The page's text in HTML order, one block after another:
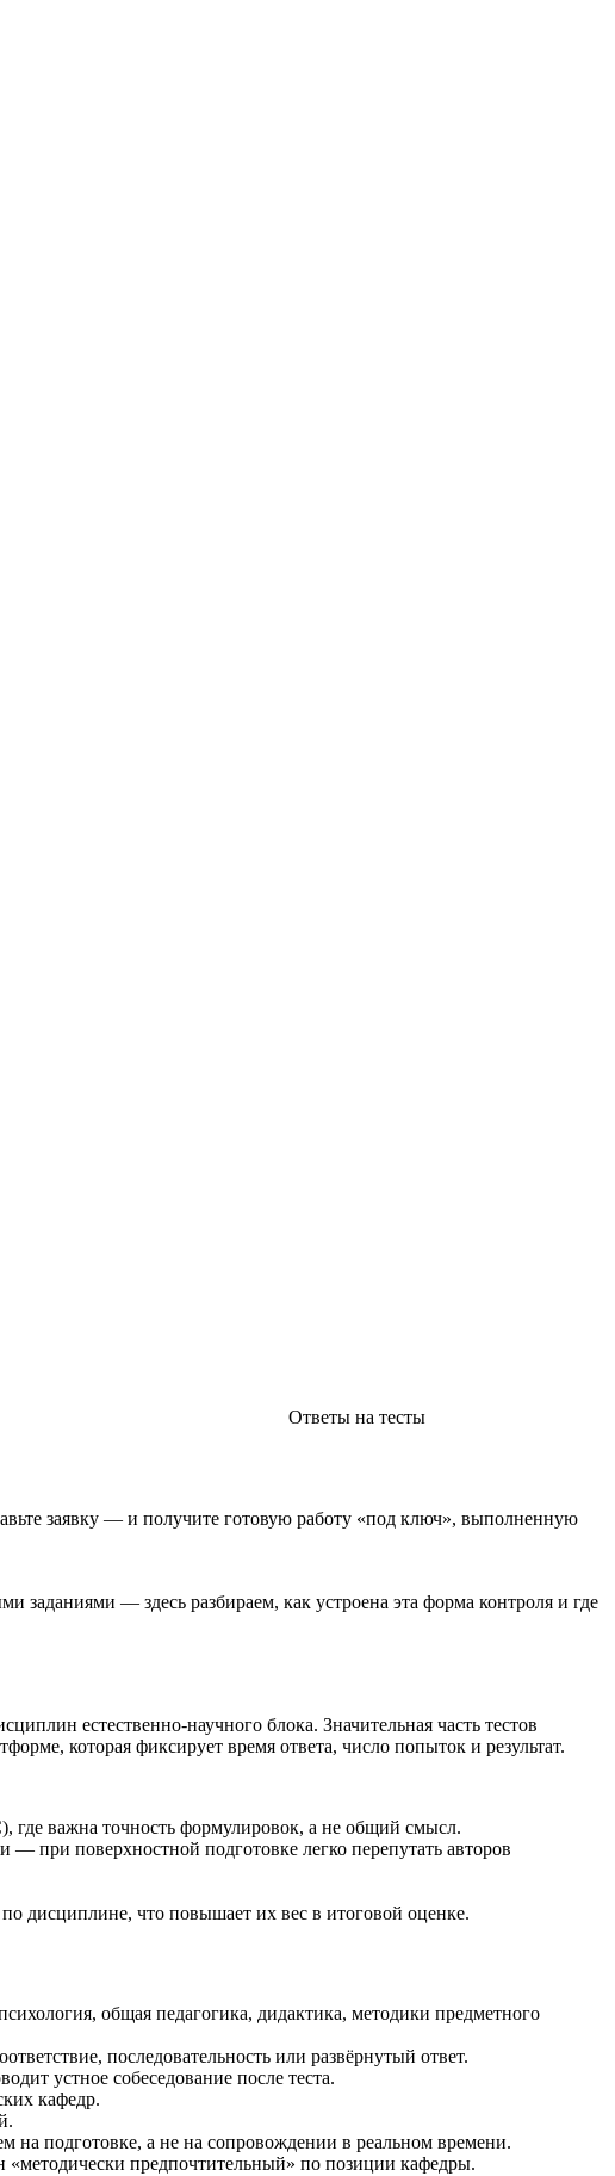
Ответы на тесты
заявку — и получите готовую работу «под ключ», выполненную
заданиями — здесь разбираем, как устроена эта форма контроля и где
естественно-научного блока. Значительная часть тестов
которая фиксирует время ответа, число попыток и результат.
где важна точность формулировок, а не общий смысл.
при поверхностной подготовке легко перепутать авторов
дисциплине, что повышает их вес в итоговой оценке.
общая педагогика, дидактика, методики предметного
последовательность или развёрнутый ответ.
устное собеседование после теста.
кафедр.
подготовке, а не на сопровождении в реальном времени.
«методически предпочтительный» по позиции кафедры.